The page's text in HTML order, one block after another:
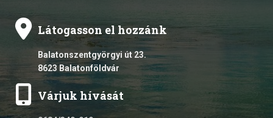
Látogasson el hozzánk
Balatonszentgyörgyi út 23.
8623 Balatonföldvár
Várjuk hívását